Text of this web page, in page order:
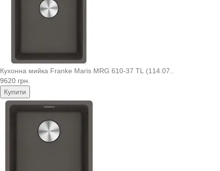
Кухонна мийка Franke Maris MRG 610-37 TL (114.07..
9620 грн.
Купити